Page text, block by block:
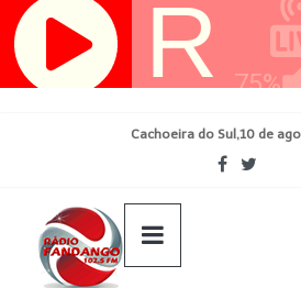
Pular
para
Cachoeira do Sul,10 de